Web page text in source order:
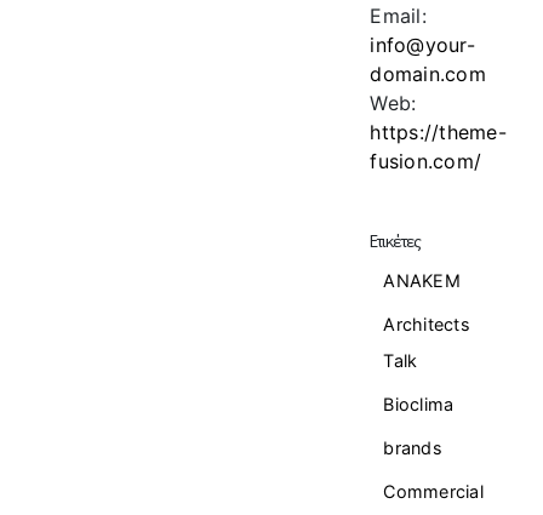
Email:
info@your-
domain.com
Web:
https://theme-
fusion.com/
Ετικέτες
ANAKEM
Architects
Talk
Bioclima
brands
Commercial